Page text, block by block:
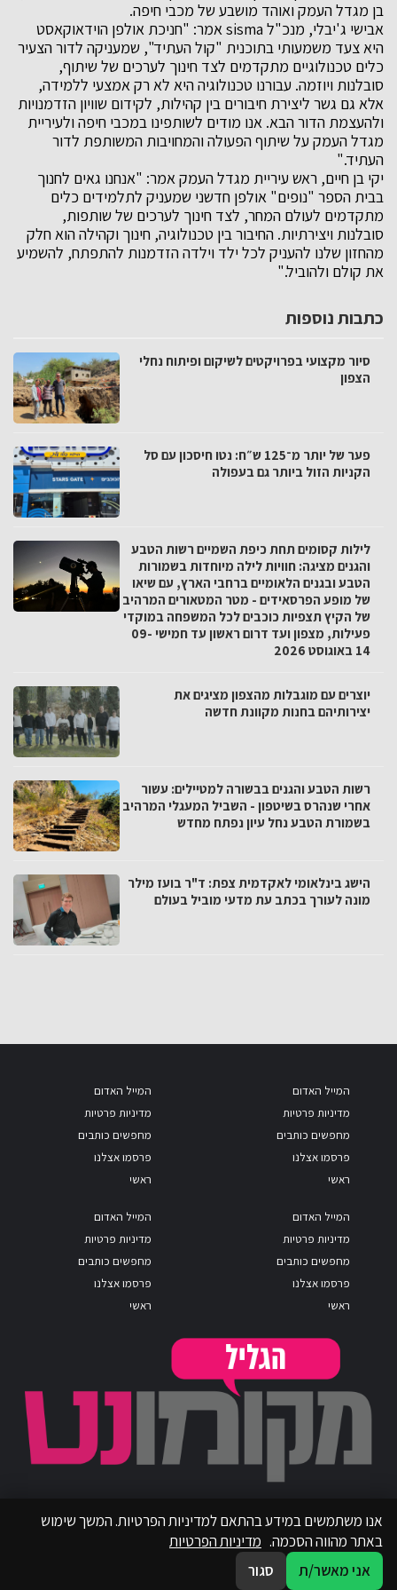
בן מגדל העמק ואוהד מושבע של מכבי חיפה.
אבישי ג'יבלי, מנכ"ל sisma אמר: "חניכת אולפן הוידאוקאסט
היא צעד משמעותי בתוכנית "קול העתיד", שמעניקה לדור הצעיר
כלים טכנולוגיים מתקדמים לצד חינוך לערכים של שיתוף,
סובלנות ויוזמה. עבורנו טכנולוגיה היא לא רק אמצעי ללמידה,
אלא גם גשר ליצירת חיבורים בין קהילות, לקידום שוויון הזדמנויות
ולהעצמת הדור הבא. אנו מודים לשותפינו במכבי חיפה ולעיריית
מגדל העמק על שיתוף הפעולה והמחויבות המשותפת לדור
העתיד."
יקי בן חיים, ראש עיריית מגדל העמק אמר: "אנחנו גאים לחנוך
בבית הספר "נופים" אולפן חדשני שמעניק לתלמידים כלים
מתקדמים לעולם המחר, לצד חינוך לערכים של שותפות,
סובלנות ויצירתיות. החיבור בין טכנולוגיה, חינוך וקהילה הוא חלק
מהחזון שלנו להעניק לכל ילד וילדה הזדמנות להתפתח, להשמיע
את קולם ולהוביל."
כתבות נוספות
סיור מקצועי בפרויקטים לשיקום ופיתוח נחלי
הצפון
פער של יותר מ־125 ש״ח: נטו חיסכון עם סל
הקניות הזול ביותר גם בעפולה
לילות קסומים תחת כיפת השמיים רשות הטבע
והגנים מציגה: חוויות לילה מיוחדות בשמורות
הטבע ובגנים הלאומיים ברחבי הארץ, עם שיאו
של מופע הפרסאידים - מטר המטאורים המרהיב
של הקיץ תצפיות כוכבים לכל המשפחה במוקדי
פעילות, מצפון ועד דרום ראשון עד חמישי 09-
14 באוגוסט 2026
יוצרים עם מוגבלות מהצפון מציגים את
יצירותיהם בחנות מקוונת חדשה
רשות הטבע והגנים בבשורה למטיילים: עשור
אחרי שנהרס בשיטפון - השביל המעגלי המרהיב
בשמורת הטבע נחל עיון נפתח מחדש
הישג בינלאומי לאקדמית צפת: ד"ר בועז מילר
מונה לעורך בכתב עת מדעי מוביל בעולם
המייל האדום
מדיניות פרטיות
מחפשים כותבים
פרסמו אצלנו
ראשי
המייל האדום
מדיניות פרטיות
מחפשים כותבים
פרסמו אצלנו
ראשי
המייל האדום
מדיניות פרטיות
מחפשים כותבים
פרסמו אצלנו
ראשי
המייל האדום
מדיניות פרטיות
מחפשים כותבים
פרסמו אצלנו
ראשי
אנו משתמשים במידע בהתאם למדיניות הפרטיות. המשך שימוש
באתר מהווה הסכמה. מדיניות הפרטיות
אני מאשר/ת
סגור